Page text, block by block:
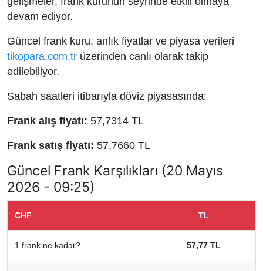
devam ediyor.
Güncel frank kuru, anlık fiyatlar ve piyasa verileri
tikopara.com.tr üzerinden canlı olarak takip
edilebiliyor.
Sabah saatleri itibarıyla döviz piyasasında:
Frank alış fiyatı: 57,7314 TL
Frank satış fiyatı: 57,7660 TL
Güncel Frank Karşılıkları (20 Mayıs
2026 - 09:25)
CHF TL
1 frank ne kadar? 57,77 TL